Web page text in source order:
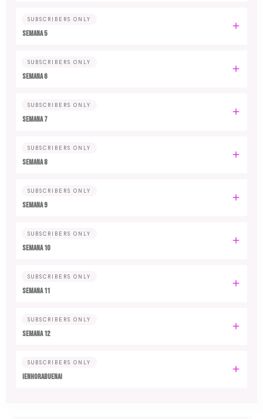
SUBSCRIBERS ONLY
Semana 5
SUBSCRIBERS ONLY
Semana 6
SUBSCRIBERS ONLY
Semana 7
SUBSCRIBERS ONLY
Semana 8
SUBSCRIBERS ONLY
Semana 9
SUBSCRIBERS ONLY
Semana 10
SUBSCRIBERS ONLY
Semana 11
SUBSCRIBERS ONLY
Semana 12
SUBSCRIBERS ONLY
¡Enhorabuena!